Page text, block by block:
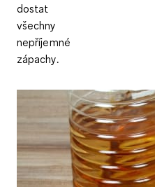
dostat
všechny
nepříjemné
zápachy.